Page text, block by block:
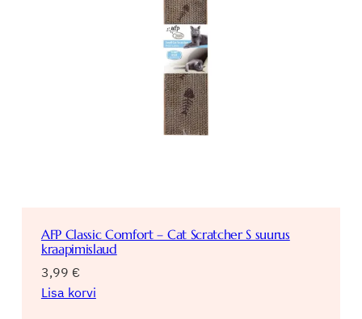
AFP Classic Comfort – Cat Scratcher S suurus
kraapimislaud
3,99 €
Lisa korvi